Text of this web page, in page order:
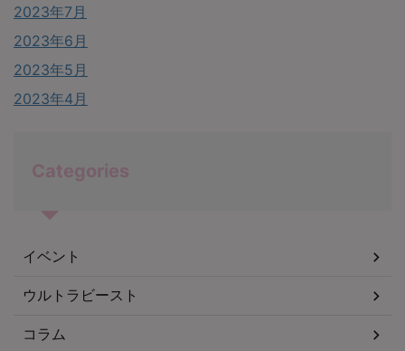
2023年7月
2023年6月
2023年5月
2023年4月
Categories
イベント
ウルトラビースト
コラム